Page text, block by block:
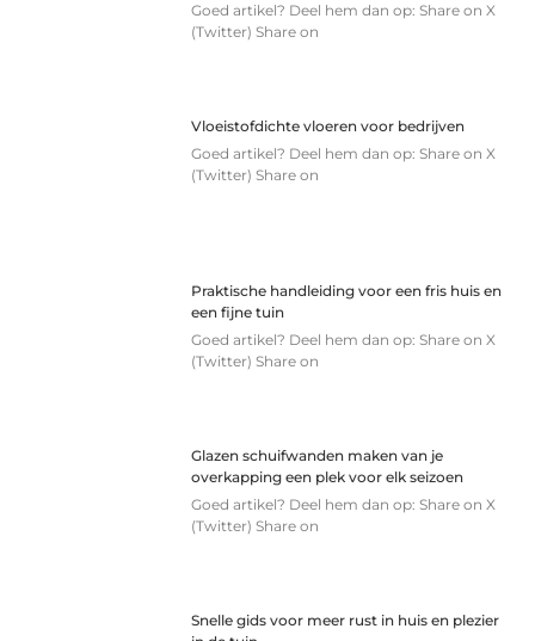
Goed artikel? Deel hem dan op: Share on X
(Twitter) Share on
Vloeistofdichte vloeren voor bedrijven
Goed artikel? Deel hem dan op: Share on X
(Twitter) Share on
Praktische handleiding voor een fris huis en
een fijne tuin
Goed artikel? Deel hem dan op: Share on X
(Twitter) Share on
Glazen schuifwanden maken van je
overkapping een plek voor elk seizoen
Goed artikel? Deel hem dan op: Share on X
(Twitter) Share on
Snelle gids voor meer rust in huis en plezier